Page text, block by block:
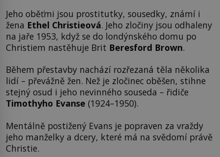
Jeho oběťmi jsou prostitutky, sousedky, známí i
žena Ethel Christieová. Jeho zločiny jsou odhaleny
na jaře 1953, když se do londýnského domu po
Christiem nastěhuje Brit Beresford Brown.
Během přestavby nachází rozřezaná těla několika
lidí – převážně žen. Než je zločinec oběšen, stihne
stejný osud i jeho nevinného souseda – řidiče
Timothyho Evanse (1924–1950).
Mentálně postižený Evans je popraven za vraždy
jeho manželky a dcery, které má na svědomí právě
Christie.